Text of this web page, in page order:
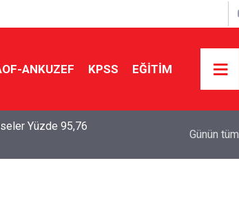
ANKUZEF KPSS EĞİTİM
Yüzde 95,76
Tercihine Yerleşti
Günün tüm